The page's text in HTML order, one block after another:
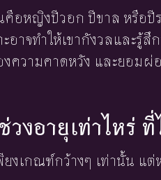
อหญิงปีวอก ปีขาล หรือปี
าจทำให้เขากังวลและรู้สึ
งความคาดหวัง และยอม
งอายุเท่าไหร่
งเกณฑ์กว้างๆ เท่านั้น แต่